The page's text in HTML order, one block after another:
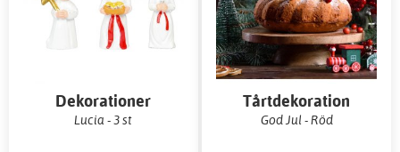
Dekorationer
Lucia - 3 st
Tårtdekoration
God Jul - Röd